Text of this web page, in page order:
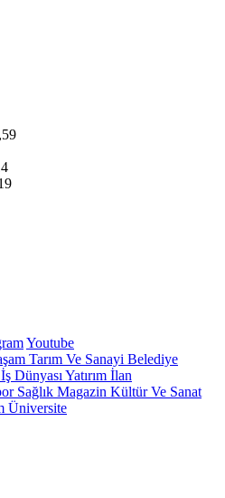
Youtube
Tarım Ve Sanayi Belediye
İş Dünyası Yatırım İlan
Sağlık Magazin Kültür Ve Sanat
Üniversite